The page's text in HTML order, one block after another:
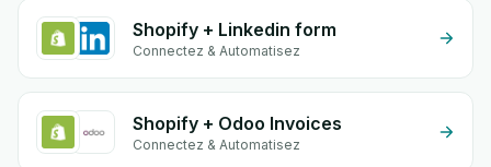
Shopify + Linkedin form
Connectez & Automatisez
Shopify + Odoo Invoices
Connectez & Automatisez